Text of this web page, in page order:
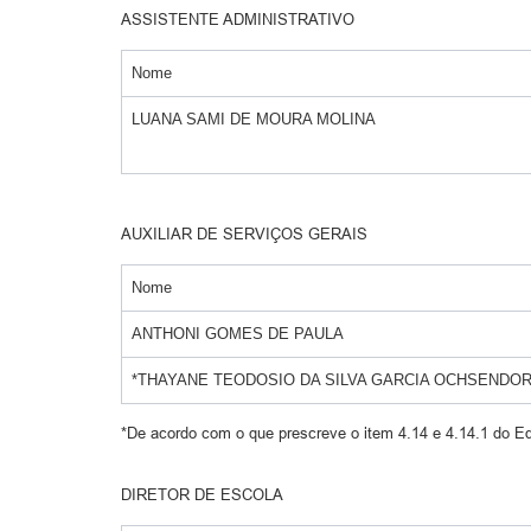
ASSISTENTE ADMINISTRATIVO
Nome
LUANA SAMI DE MOURA MOLINA
AUXILIAR DE SERVIÇOS GERAIS
Nome
ANTHONI GOMES DE PAULA
*THAYANE TEODOSIO DA SILVA GARCIA
*De acordo com o que prescreve o item 4.14 e 4.14.1 do
DIRETOR DE ESCOLA